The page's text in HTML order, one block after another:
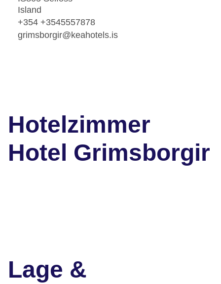
Island
+354 +3545557878
grimsborgir@keahotels.is
Hotelzimmer
Hotel Grimsborgir
Lage &